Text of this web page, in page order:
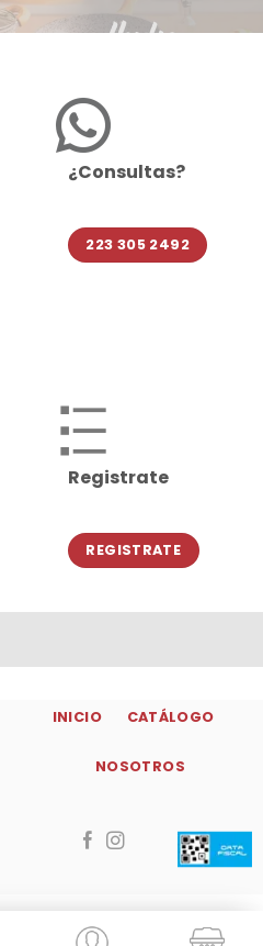
¿Consultas?
223 305 2492
Registrate
REGISTRATE
INICIO CATÁLOGO
NOSOTROS